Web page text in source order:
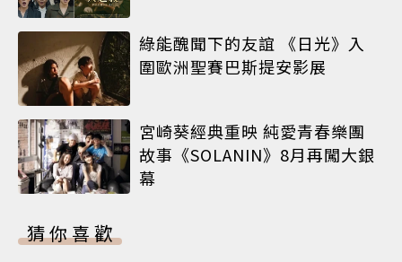
綠能醜聞下的友誼 《日光》入
圍歐洲聖賽巴斯提安影展
宮崎葵經典重映 純愛青春樂團
故事《SOLANIN》8月再闖大銀
幕
猜你喜歡